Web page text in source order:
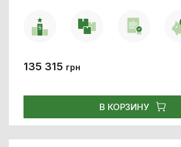
135 315 грн
В КОРЗИНУ